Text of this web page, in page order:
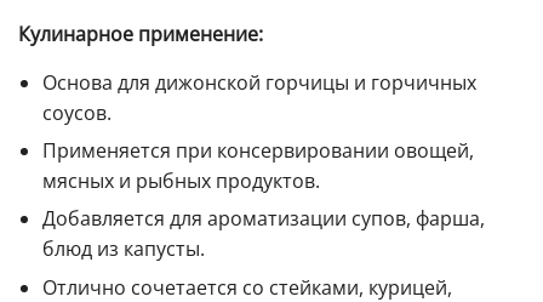
Кулинарное применение:
Основа для дижонской горчицы и горчичных
соусов.
Применяется при консервировании овощей,
мясных и рыбных продуктов.
Добавляется для ароматизации супов, фарша,
блюд из капусты.
Отлично сочетается со стейками, курицей,